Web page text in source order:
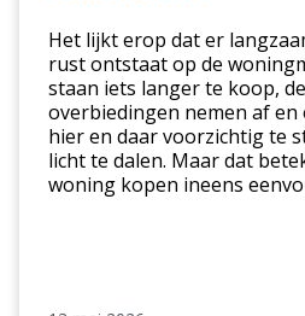
deze
markt
Het lijkt erop dat er
rust ontstaat op de
staan iets langer te koop,
overbiedingen nemen af
hier en daar voorzichtig te
licht te dalen. Maar dat
woning kopen ineens